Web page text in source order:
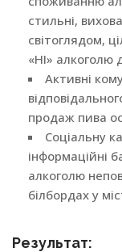
стильні,
світоглядом,
«НІ» алкоголю
Активні
продаж пива
Соціальну
інформаційні
алкоголю
білбордах у
Результат: